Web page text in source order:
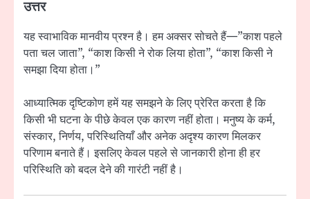
उत्तर
यह स्वाभाविक मानवीय प्रश्न है। हम अक्सर सोचते हैं—”काश पहले
पता चल जाता”, “काश किसी ने रोक लिया होता”, “काश किसी ने
समझा दिया होता।”
आध्यात्मिक दृष्टिकोण हमें यह समझने के लिए प्रेरित करता है कि
किसी भी घटना के पीछे केवल एक कारण नहीं होता। मनुष्य के कर्म,
संस्कार, निर्णय, परिस्थितियाँ और अनेक अदृश्य कारण मिलकर
परिणाम बनाते हैं। इसलिए केवल पहले से जानकारी होना ही हर
परिस्थिति को बदल देने की गारंटी नहीं है।